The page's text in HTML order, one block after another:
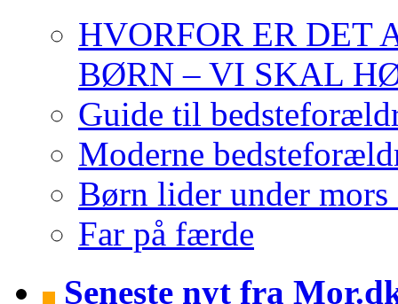
HVORFOR ER DET
BØRN – VI SKAL
Guide til
Moderne
Børn lider under
Far på færde
Seneste nyt fra